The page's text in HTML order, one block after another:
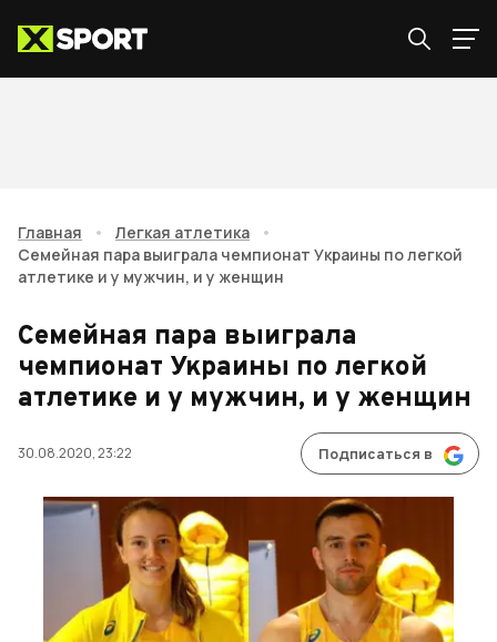
Главная • Легкая атлетика
•
Семейная пара выиграла чемпионат Украины по легкой
атлетике и у мужчин, и у женщин
Семейная пара выиграла
чемпионат Украины по легкой
атлетике и у мужчин, и у женщин
30.08.2020, 23:22 Подписаться в